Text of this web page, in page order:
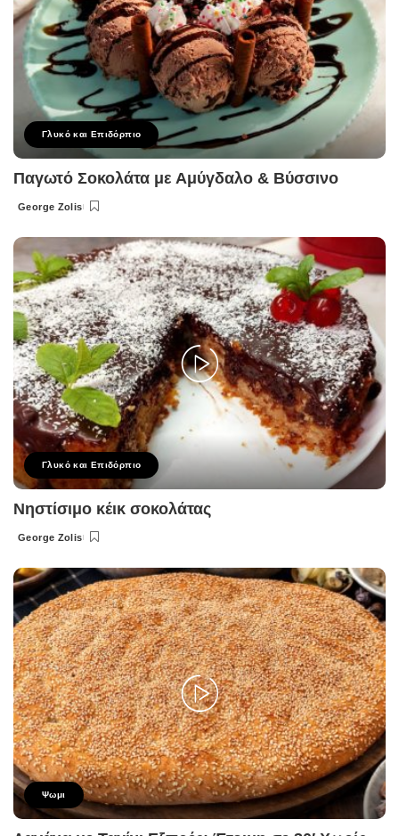
Γλυκό και Επιδόρπιο
Παγωτό Σοκολάτα με Αμύγδαλο & Βύσσινο
Posted
George Zolis
Γλυκό και Επιδόρπιο
Νηστίσιμο κέικ σοκολάτας
Posted
George Zolis
Ψωμι